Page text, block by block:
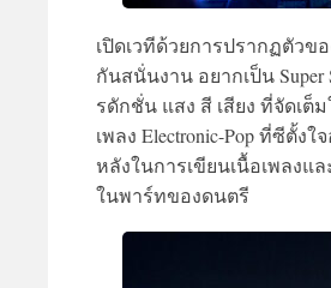
เปิดเวทีด้วยการปรากฏตัวข
กันสนั่นงาน อยากเป็น Super
รดักชั่น แสง สี เสียง ที่จัดเต็
เพลง Electronic-Pop ที่ซีตั้
หลังในการเขียนเนื้อเพลงแ
ในพาร์ทของดนตรี